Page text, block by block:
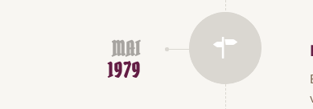
MAI
1979